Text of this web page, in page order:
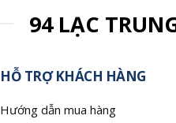
94 LẠC
HỖ TRỢ KHÁCH HÀNG
Hướng dẫn mua hàng